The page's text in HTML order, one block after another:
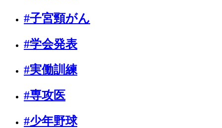
#子宮頸がん
#学会発表
#実働訓練
#専攻医
#少年野球